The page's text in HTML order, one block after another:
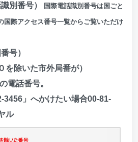
別番号）
国際電話識別番号は国ごと
国際アクセス番号一覧からご覧いただけ
号）
除いた市外局番が）
電話番号。
3456」へかけたい場合00-81-
ル